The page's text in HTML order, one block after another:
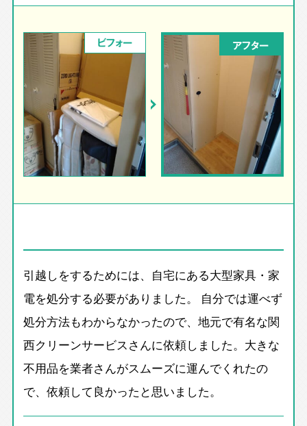
ビフォー アフター
引越しをするためには、自宅にある大型家具・家
電を処分する必要がありました。 自分では運べず
処分方法もわからなかったので、地元で有名な関
西クリーンサービスさんに依頼しました。大きな
不用品を業者さんがスムーズに運んでくれたの
で、依頼して良かったと思いました。